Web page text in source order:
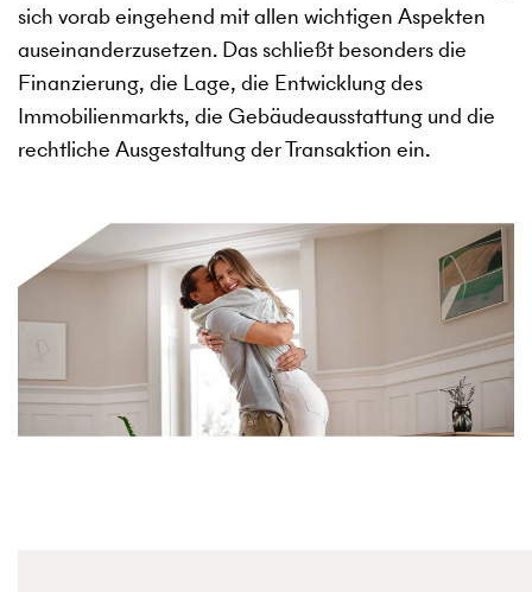
sich vorab eingehend mit allen wichtigen Aspekten
auseinanderzusetzen. Das schließt besonders die
Finanzierung, die Lage, die Entwicklung des
Immobilienmarkts, die Gebäudeausstattung und die
rechtliche Ausgestaltung der Transaktion ein.